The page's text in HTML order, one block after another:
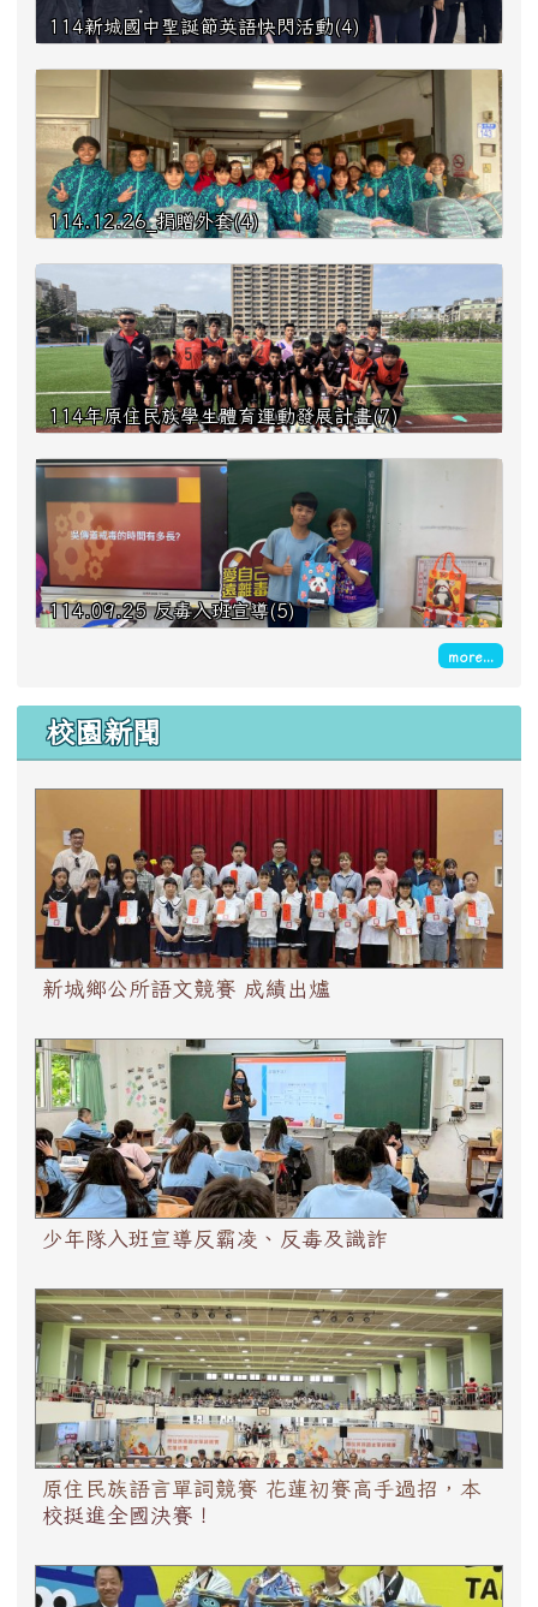
114新城國中聖誕節英語快閃活動(4)
114.12.26_捐贈外套(4)
114年原住民族學生體育運動發展計畫(7)
114.09.25 反毒入班宣導(5)
more...
校園新聞
新城鄉公所語文競賽 成績出爐
少年隊入班宣導反霸凌、反毒及識詐
少年隊入班宣導反霸凌、反毒及識詐
原住民族語言單詞競賽 花蓮初賽高手過招，本校挺進
全國決賽！
原住民族語言單詞競賽 花蓮初賽高手過招，本
校挺進全國決賽！
花蓮健兒閃耀全中運！本校跆拳道選手林羽柔榮獲全中